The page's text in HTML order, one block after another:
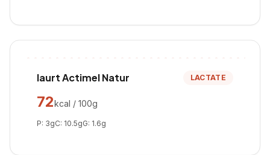
Iaurt Actimel Natur LACTATE
72kcal / 100g
P: 3gC: 10.5gG: 1.6g